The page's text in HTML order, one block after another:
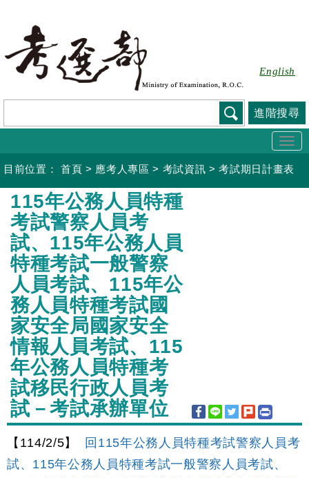
要
容
English
進階搜尋
目前位置： 首頁 > 應考人專區 > 考試資訊 >考試期日計畫表
:::
115年公務人員特種
考試警察人員考
試、115年公務人員
特種考試一般警察
人員考試、115年公
務人員特種考試國
家安全局國家安全
情報人員考試、115
年公務人員特種考
試移民行政人員考
試－考試承辦單位
【114/2/5】
回115年公務人員特種考試警察人員考
試、115年公務人員特種考試一般警察人員考試、